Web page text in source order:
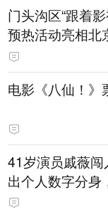
门头沟区“跟着
预热活动亮相北
电影《八仙！》
41岁演员戚薇
出个人数字分身